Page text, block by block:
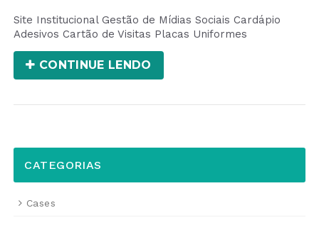
Site Institucional Gestão de Mídias Sociais Cardápio
Adesivos Cartão de Visitas Placas Uniformes
CONTINUE LENDO
CATEGORIAS
Cases